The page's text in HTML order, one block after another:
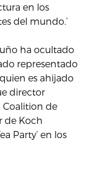
en los
del mundo.’
ha ocultado
representado
es ahijado
director
Coalition de
de Koch
Party’ en los